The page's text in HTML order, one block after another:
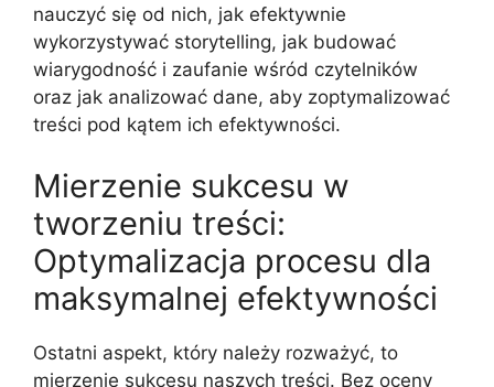
nauczyć się od nich, jak efektywnie
wykorzystywać storytelling, jak budować
wiarygodność i zaufanie wśród czytelników
oraz jak analizować dane, aby zoptymalizować
treści pod kątem ich efektywności.
Mierzenie sukcesu w
tworzeniu treści:
Optymalizacja procesu dla
maksymalnej efektywności
Ostatni aspekt, który należy rozważyć, to
mierzenie sukcesu naszych treści. Bez oceny